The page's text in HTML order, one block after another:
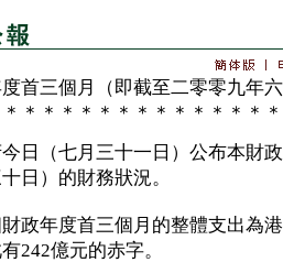
首三個月（即截至二零零九年
＊＊＊＊＊＊＊＊＊＊＊＊＊＊
（七月三十一日）公布本財政
日）的財務狀況。
年度首三個月的整體支出為港
242億元的赤字。